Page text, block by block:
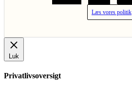
Læs vores politik
Luk
Privatlivsoversigt